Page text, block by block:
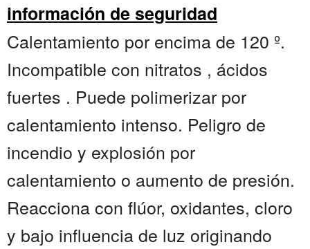
información de seguridad
Calentamiento por encima de 120 º.
Incompatible con nitratos , ácidos
fuertes . Puede polimerizar por
calentamiento intenso. Peligro de
incendio y explosión por
calentamiento o aumento de presión.
Reacciona con flúor, oxidantes, cloro
y bajo influencia de luz originando